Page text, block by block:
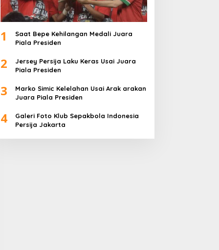
1
Saat Bepe Kehilangan Medali Juara
Piala Presiden
2
Jersey Persija Laku Keras Usai Juara
Piala Presiden
3
Marko Simic Kelelahan Usai Arak arakan
Juara Piala Presiden
4
Galeri Foto Klub Sepakbola Indonesia
Persija Jakarta